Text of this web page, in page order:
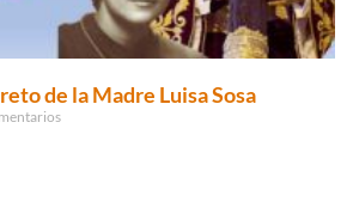
de la Madre Luisa Sosa